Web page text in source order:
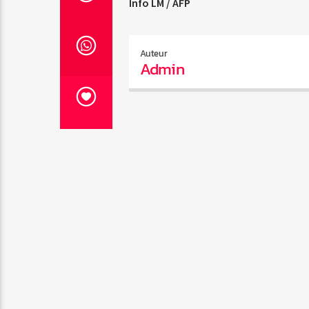
Auteur
Admin